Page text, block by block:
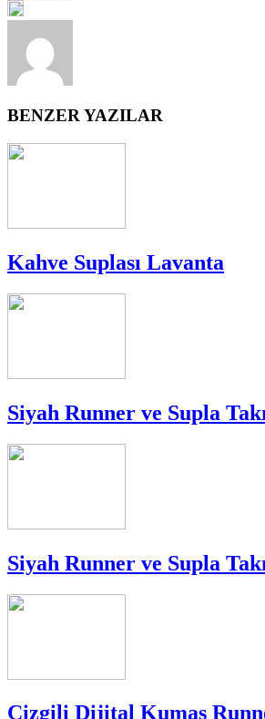
BENZER YAZILAR
Kahve Suplası Lavanta
Siyah Runner ve Supla
Siyah Runner ve Supla
Çizgili Dijital Kumaş